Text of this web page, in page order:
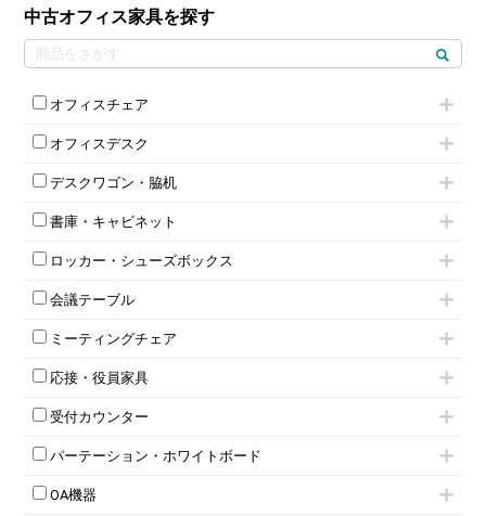
中古オフィス家具を探す
オフィスチェア
肘付きチェア
肘無しチェア
役員チェア
オフィスチェアその他
オフィスデスク
片袖机
フリーアドレスデスク（ベンチデスク）
昇降デスク
両袖机
デスクワゴン・脇机
インワゴン2段
インワゴン3段
脇机
書庫・キャビネット
ハイキャビネット
ローキャビネット
両開きキャビネット
上下連結キャビネット
軽量ラック（スチールラック）
収納家具その他
両開書庫
ラテラル書庫
ロッカー・シューズボックス
1人用ロッカー
2人用ロッカー
3人用ロッカー
5人用ロッカー
8人用ロッカー
多人数ロッカー
ダイヤル錠ロッカー
会議テーブル
ミーティングテーブル
スタッキングテーブル
ネスティングテーブル
カウンターテーブル
T字脚テーブル
会議テーブルW1200～
ミーティングチェア
キャスター付きミーティングチェア
スタッキングミーティングチェア
テーブル付きミーティングチェア
折りたたみミーティングチェア
ハイチェア
応接・役員家具
応接セット
応接ソファ
応接チェア
応接・役員家具その他
受付カウンター
ハイカウンター
ローカウンター
ラウンジカウンター
パーテーション・ホワイトボード
パーテーション
自立タイプパーテーション
OA機器